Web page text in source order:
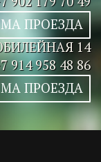
ПРОЕЗДА
14
914 958 48 86
ПРОЕЗДА